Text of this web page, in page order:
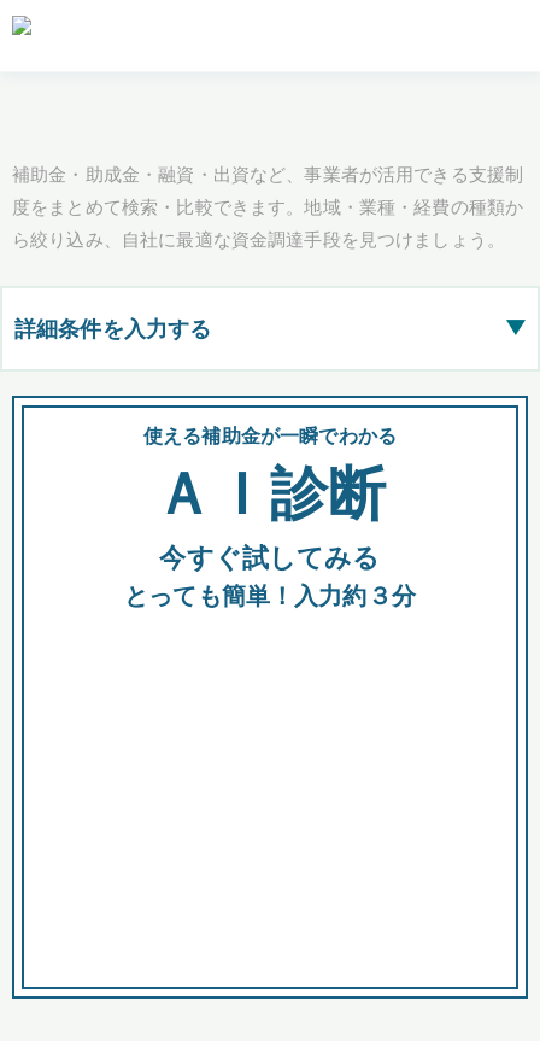
補助金・助成金・融資・出資など、事業者が活用できる支援制
度をまとめて検索・比較できます。地域・業種・経費の種類か
ら絞り込み、自社に最適な資金調達手段を見つけましょう。
詳細条件を入力する ▶
都道府県
全国の検索結果を含めて表示
助成金 融資 出資
使える補助金が一瞬でわかる
ＡＩ診断
今すぐ試してみる
とっても簡単！入力約３分